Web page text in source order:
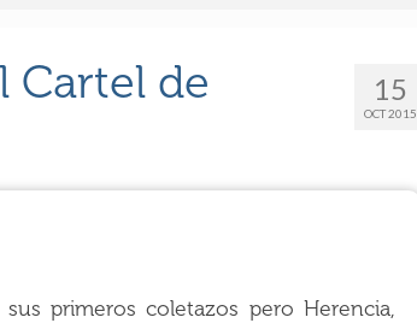
15
OCT 2015
Cartel de
primeros coletazos pero Herencia,